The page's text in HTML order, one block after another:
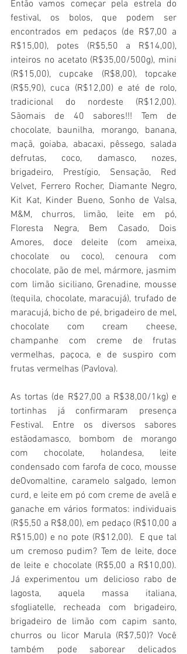
Então vamos começar pela estrela do
festival, os bolos, que podem ser
encontrados em pedaços (de R$7,00 a
R$15,00), potes (R$5,50 a R$14,00),
inteiros no acetato (R$35,00/500g), mini
(R$15,00), cupcake (R$8,00), topcake
(R$5,90), cuca (R$12,00) e até de rolo,
tradicional do nordeste (R$12,00).
Sãomais de 40 sabores!!! Tem de
chocolate, baunilha, morango, banana,
maçã, goiaba, abacaxi, pêssego, salada
defrutas, coco, damasco, nozes,
brigadeiro, Prestígio, Sensação, Red
Velvet, Ferrero Rocher, Diamante Negro,
Kit Kat, Kinder Bueno, Sonho de Valsa,
M&M, churros, limão, leite em pó,
Floresta Negra, Bem Casado, Dois
Amores, doce deleite (com ameixa,
chocolate ou coco), cenoura com
chocolate, pão de mel, mármore, jasmim
com limão siciliano, Grenadine, mousse
(tequila, chocolate, maracujá), trufado de
maracujá, bicho de pé, brigadeiro de mel,
chocolate com cream cheese,
champanhe com creme de frutas
vermelhas, paçoca, e de suspiro com
frutas vermelhas (Pavlova).
As tortas (de R$27,00 a R$38,00/1kg) e
tortinhas já confirmaram presença
Festival. Entre os diversos sabores
estãodamasco, bombom de morango
com chocolate, holandesa, leite
condensado com farofa de coco, mousse
deOvomaltine, caramelo salgado, lemon
curd, e leite em pó com creme de avelã e
ganache em vários formatos: individuais
(R$5,50 a R$8,00), em pedaço (R$10,00 a
R$15,00) e no pote (R$12,00).  E que tal
um cremoso pudim? Tem de leite, doce
de leite e chocolate (R$5,00 a R$10,00).
Já experimentou um delicioso rabo de
lagosta, aquela massa italiana,
sfogliatelle, recheada com brigadeiro,
brigadeiro de limão com capim santo,
churros ou licor Marula (R$7,50)? Você
também pode saborear delicados